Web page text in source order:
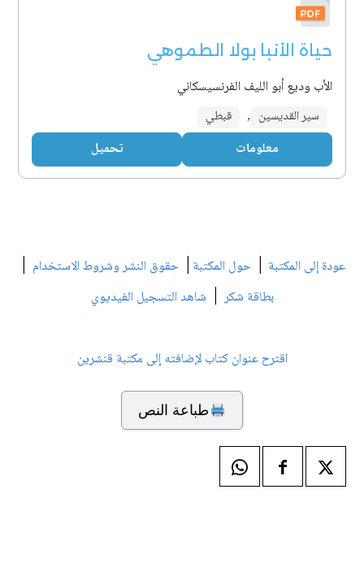
حياة الأنبا بولا الطموهي
الأب وديع أبو الليف الفرنسيسكاني
سير القديسين , قبطي
معلومات تحميل
عودة إلى المكتبة | حول المكتبة | حقوق النشر وشروط الاستخدام |
بطاقة شكر| شاهد التسجيل الفيديوي
اقترح عنوان كتاب لإضافته إلى مكتبة قنشرين
طباعة النص